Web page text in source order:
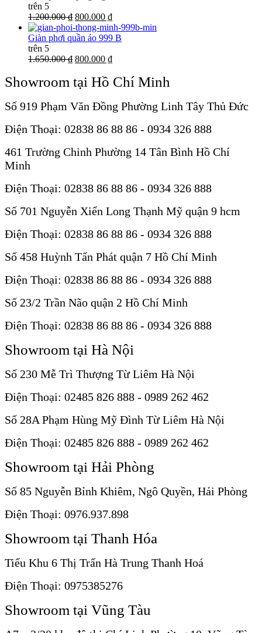
trên 5
1.200.000 ₫ 800.000 ₫
Giàn phơi quần áo 999 B
trên 5
1.650.000 ₫ 800.000 ₫
Showroom tại Hồ Chí Minh
Số 919 Phạm Văn Đồng Phường Linh Tây Thủ Đức
Điện Thoại: 02838 86 88 86 - 0934 326 888
461 Trường Chinh Phường 14 Tân Bình Hồ Chí
Minh
Điện Thoại: 02838 86 88 86 - 0934 326 888
Số 701 Nguyễn Xiển Long Thạnh Mỹ quận 9 hcm
Điện Thoại: 02838 86 88 86 - 0934 326 888
Số 458 Huỳnh Tấn Phát quận 7 Hồ Chí Minh
Điện Thoại: 02838 86 88 86 - 0934 326 888
Số 23/2 Trần Não quận 2 Hồ Chí Minh
Điện Thoại: 02838 86 88 86 - 0934 326 888
Showroom tại Hà Nội
Số 230 Mễ Trì Thượng Từ Liêm Hà Nội
Điện Thoại: 02485 826 888 - 0989 262 462
Số 28A Phạm Hùng Mỹ Đình Từ Liêm Hà Nội
Điện Thoại: 02485 826 888 - 0989 262 462
Showroom tại Hải Phòng
Số 85 Nguyễn Bỉnh Khiêm, Ngô Quyền, Hải Phòng
Điện Thoại: 0976.937.898
Showroom tại Thanh Hóa
Tiểu Khu 6 Thị Trấn Hà Trung Thanh Hoá
Điện Thoại: 0975385276
Showroom tại Vũng Tàu